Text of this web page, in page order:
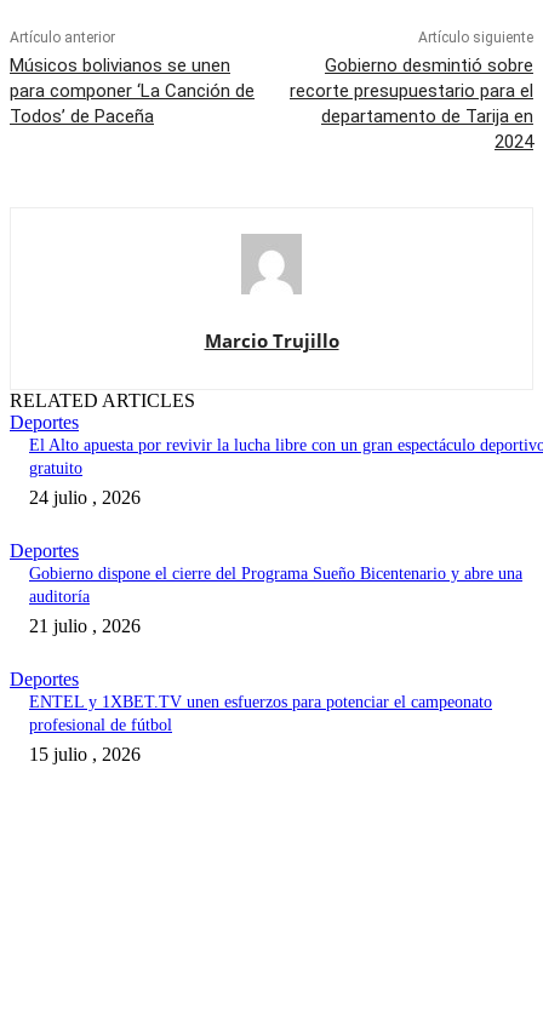
Artículo anterior
Músicos bolivianos se unen
para componer ‘La Canción de
Todos’ de Paceña
Artículo siguiente
Gobierno desmintió sobre
recorte presupuestario para el
departamento de Tarija en
2024
Marcio Trujillo
RELATED ARTICLES
Deportes
El Alto apuesta por revivir la lucha libre con un gran espectáculo
gratuito
24 julio , 2026
Deportes
Gobierno dispone el cierre del Programa Sueño Bicentenario y abre una
auditoría
21 julio , 2026
Deportes
ENTEL y 1XBET.TV unen esfuerzos para potenciar el campeonato
profesional de fútbol
15 julio , 2026